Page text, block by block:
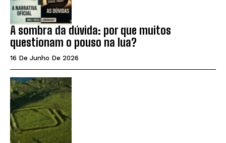
A sombra da dúvida: por que muitos
questionam o pouso na lua?
16 De Junho De 2026